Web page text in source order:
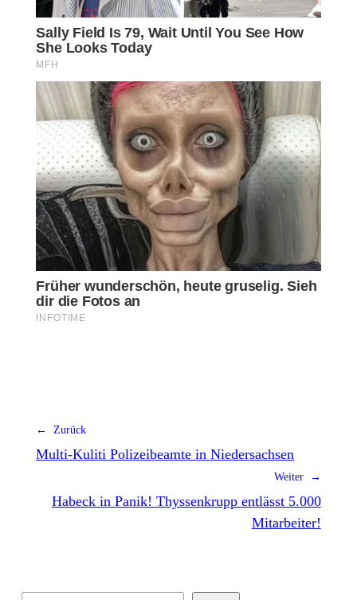
← Zurück
Multi-Kuliti Polizeibeamte in Niedersachsen
Weiter →
Habeck in Panik! Thyssenkrupp entlässt 5.000
Mitarbeiter!